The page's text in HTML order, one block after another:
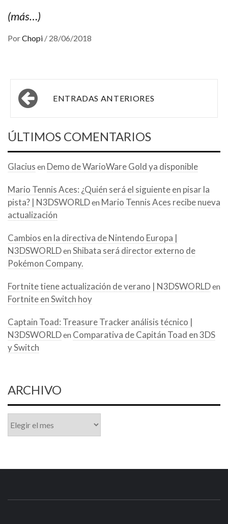
(más…)
PorChopi / 28/06/2018
Navegación
de
ENTRADAS ANTERIORES
ÚLTIMOS COMENTARIOS
Glacius en Demo de WarioWare Gold ya disponible
Mario Tennis Aces: ¿Quién será el siguiente en pisar la
pista? | N3DSWORLDen Mario Tennis Aces recibe nueva
actualización
Cambios en la directiva de Nintendo Europa |
N3DSWORLDen Shibata será director externo de
Pokémon Company.
Fortnite tiene actualización de verano | N3DSWORLDen
Fortnite en Switch hoy
Captain Toad: Treasure Tracker análisis técnico |
N3DSWORLDen Comparativa de Capitán Toad en 3DS
y Switch
ARCHIVO